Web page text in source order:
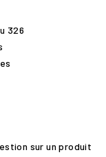
326
sur un produit